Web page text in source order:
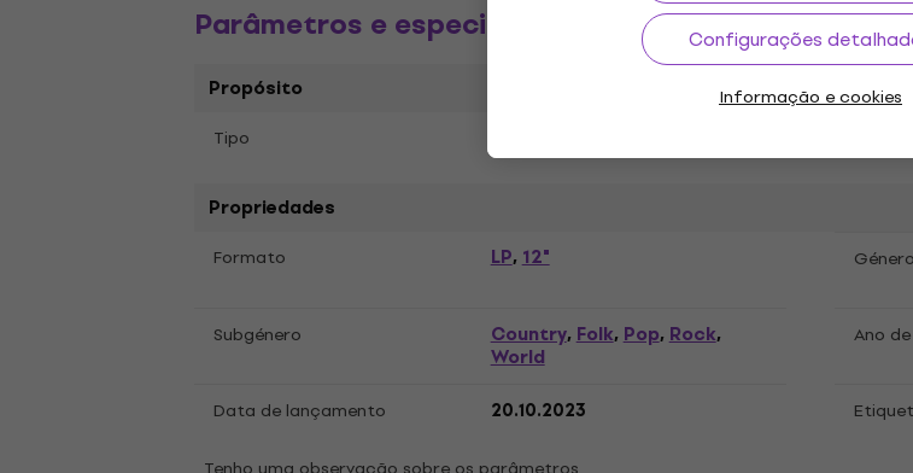
Configurações
Informação e cookies
Parâmetros e especificações
Propósito
Tipo
Propriedades
Formato LP,12" Género
Subgénero Country,Folk,Pop,Rock,
World
Ano
Data de lançamento 20.10.2023